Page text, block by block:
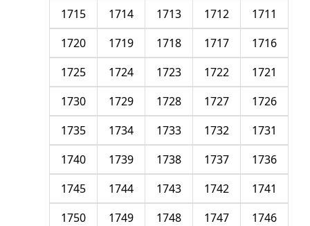
1711
1712
1713
1714
1715
1716
1717
1718
1719
1720
1721
1722
1723
1724
1725
1726
1727
1728
1729
1730
1731
1732
1733
1734
1735
1736
1737
1738
1739
1740
1741
1742
1743
1744
1745
1746
1747
1748
1749
1750